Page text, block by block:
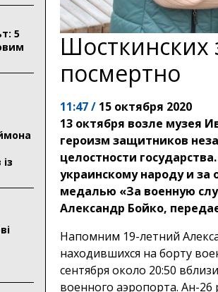
5
Шосткинских
посмертно
11:47 / 15 октября 2020
13 октября возле музея
героизм защитников
целостности
украинскому народу и за
медалью «За военную
Александр Бойко,
Напомним 19-летний
находившихся на борту
сентября около 20:50
военного аэропорта. Ан-26